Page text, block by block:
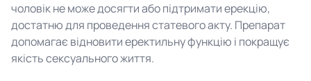
чоловік не може досягти або підтримати ерекцію,
достатню для проведення статевого акту. Препарат
допомагає відновити еректильну функцію і покращує
якість сексуального життя.